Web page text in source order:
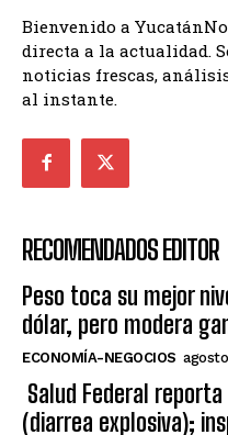
Bienvenido a
directa a la actualidad.
noticias frescas,
al instante.
RECOMENDADOS EDITOR
Peso toca su mejor
dólar, pero modera
ECONOMÍA-NEGOCIOS
Salud Federal
(diarrea explosiva);